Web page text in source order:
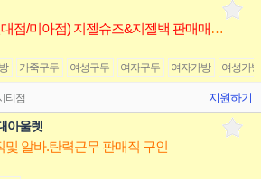
(최고대우)롯데백화점(건대점/미아점) 지젤슈즈&지젤백 판매매니저(직원) 구인합니다
가죽구두 여성구두 여자구두 여자가방 여성가방
티점 지원하기
아울렛
알바.탄력근무 판매직 구인